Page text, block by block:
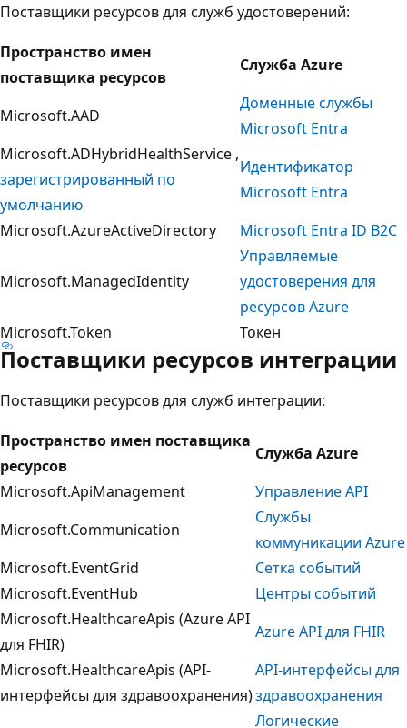
Поставщики ресурсов для служб удостоверений:
Пространство имен
поставщика ресурсов
Служба Azure
Microsoft.AAD
Доменные службы
Microsoft Entra
Microsoft.ADHybridHealthService ,
зарегистрированный по
умолчанию
Идентификатор
Microsoft Entra
Microsoft.AzureActiveDirectory
Microsoft Entra ID B2C
Microsoft.ManagedIdentity
Управляемые
удостоверения для
ресурсов Azure
Microsoft.Token
Токен
Поставщики ресурсов интеграции
Поставщики ресурсов для служб интеграции:
Пространство имен поставщика
ресурсов
Служба Azure
Microsoft.ApiManagement
Управление API
Microsoft.Communication
Службы
коммуникации Azure
Microsoft.EventGrid
Сетка событий
Microsoft.EventHub
Центры событий
Microsoft.HealthcareApis (Azure API
для FHIR)
Azure API для FHIR
Microsoft.HealthcareApis (API-
интерфейсы для здравоохранения)
API-интерфейсы для
здравоохранения
Логические